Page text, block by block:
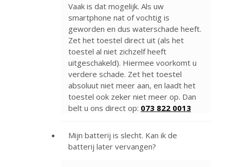
Vaak is dat mogelijk. Als uw
smartphone nat of vochtig is
geworden en dus waterschade heeft.
Zet het toestel direct uit (als het
toestel al niet zichzelf heeft
uitgeschakeld). Hiermee voorkomt u
verdere schade. Zet het toestel
absoluut niet meer aan, en laadt het
toestel ook zeker niet meer op. Dan
belt u ons direct op: 073 822 0013
Mijn batterij is slecht. Kan ik de
batterij later vervangen?